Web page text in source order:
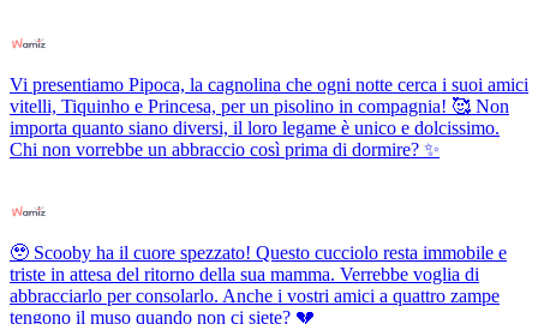
Vi presentiamo Pipoca, la cagnolina che ogni notte cerca i suoi amici
vitelli, Tiquinho e Princesa, per un pisolino in compagnia! 🥰 Non
importa quanto siano diversi, il loro legame è unico e dolcissimo.
Chi non vorrebbe un abbraccio così prima di dormire? ✨
🥹 Scooby ha il cuore spezzato! Questo cucciolo resta immobile e
triste in attesa del ritorno della sua mamma. Verrebbe voglia di
abbracciarlo per consolarlo. Anche i vostri amici a quattro zampe
tengono il muso quando non ci siete? 💔